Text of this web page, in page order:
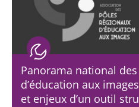
Panorama national
d’éducation aux
et enjeux d’un outil